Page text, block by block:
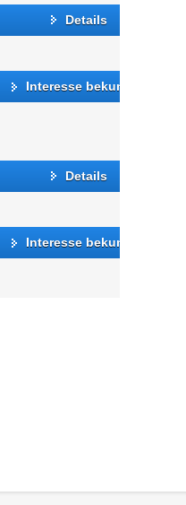
Details
Interesse bekunden
Details
Interesse bekunden